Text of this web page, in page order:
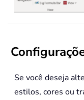
Se você deseja
estilos, cores ou